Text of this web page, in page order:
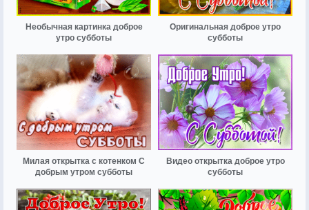
Необычная картинка доброе
утро субботы
Оригинальная доброе утро
субботы
Милая открытка с котенком С
добрым утром субботы
Видео открытка доброе утро
субботы